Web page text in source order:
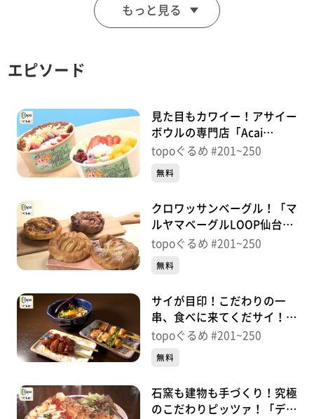
【住所】宮城県仙台市青葉区宮町1丁目1-80 ライオンズ
マンション花京院 101
【営業時間】11:00～15:00 17:00～21:30
♪アジアの純真 ＰＵＦＦＹ
※特典をご利用の際は、topoにログインをしてトップ
（トップ画面上部、ユーザ名と一緒に表示されている
「定額見放題会員」を提示）
※紹介した店舗情報は変更している場合があります。
※紹介した商品は取り扱いが終了している場合がありま
番組HP（https://www.khb-tv.co.jp/topogurume/）
もっと見る
エピソード
見た目もカワイー！アサイー
ボウルの専門店「Acai
Princess仙台店」（青葉区一
topoぐるめ #201~250
無料
クロワッサンベーグル！「マ
ルヤマベーグルLOOP仙台愛
宕橋駅前店」（若林区土樋）
topoぐるめ #201~250
無料
サイが目印！こだわりの一
串、食べに来てくだサイ！
「やきとり３１」（青葉区国
topoぐるめ #201~250
無料
石窯も建物も手づくり！究極
のこだわりピッツァ！「ディ